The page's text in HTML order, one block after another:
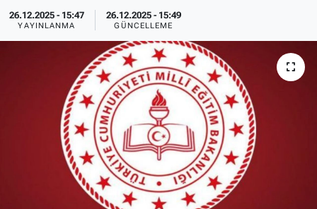
26.12.2025 - 15:47
YAYINLANMA
26.12.2025 - 15:49
GÜNCELLEME
EKONOMİ
Son Dakika Haberleri
Haber Arşivi